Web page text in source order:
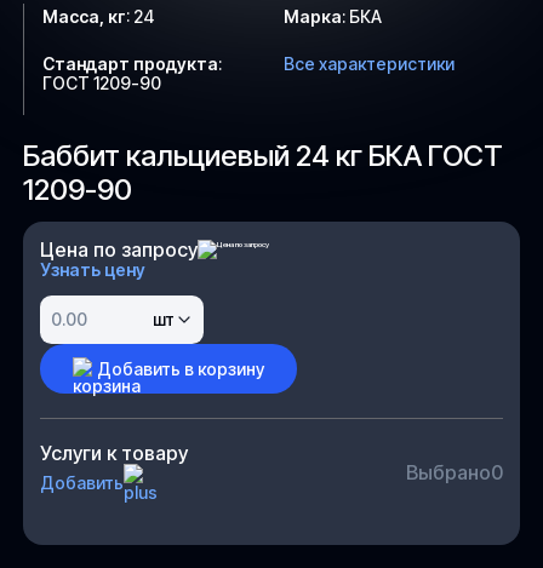
Баббит кальциевый 24 кг БКА ГОСТ
1209-90
Цена по запросу
Узнать цену
шт
Добавить в корзину
Услуги к товару
Добавить Выбрано0
Масса, кг: 24 Марка: БКА
Стандарт продукта:
ГОСТ 1209-90
Все характеристики